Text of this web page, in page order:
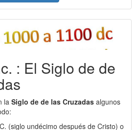
: El Siglo de de
la Siglo de de las Cruzadas algunos